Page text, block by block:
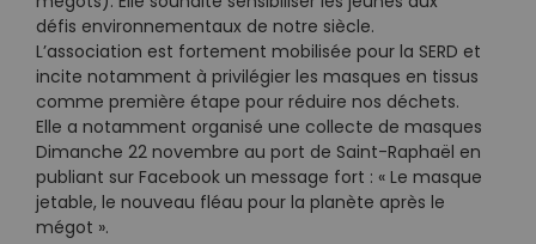
défis environnementaux de notre siècle.
L’association est fortement mobilisée pour la SERD et
incite notamment à privilégier les masques en tissus
comme première étape pour réduire nos déchets.
Elle a notamment organisé une collecte de masques
Dimanche 22 novembre au port de Saint-Raphaël en
publiant sur Facebook un message fort : « Le masque
jetable, le nouveau fléau pour la planète après le
mégot ».